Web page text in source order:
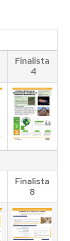
Finalista
4
Finalista
8